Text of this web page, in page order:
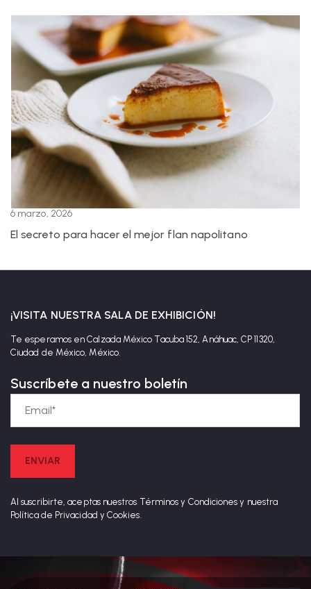
6 marzo, 2026
El secreto para hacer el mejor flan napolitano
¡VISITA NUESTRA SALA DE EXHIBICIÓN!
Te esperamos en Calzada México Tacuba 152, Anáhuac, CP 11320,
Ciudad de México, México.
Suscríbete a nuestro boletín
Al suscribirte, aceptas nuestros Términos y Condiciones y nuestra
Política de Privacidad y Cookies.